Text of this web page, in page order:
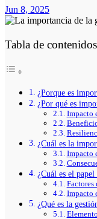
Jun 8, 2025
Tabla de
¿Porque es
¿Por qué es
Impacto
¿Cuál es la
Impacto
¿Cuál es el
Factores
Impacto
¿Qué es la